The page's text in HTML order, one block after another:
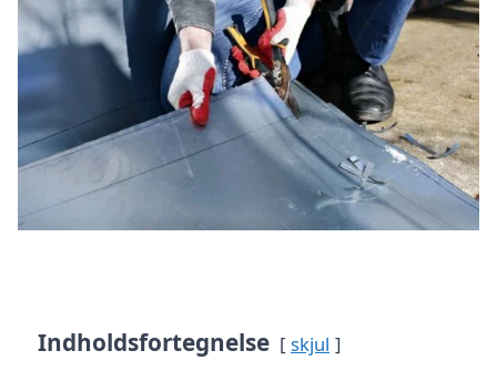
Indholdsfortegnelse skjul